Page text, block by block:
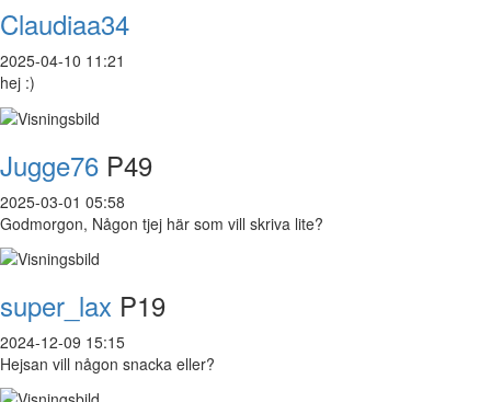
Claudiaa34
2025-04-10 11:21
hej :)
Jugge76 P49
2025-03-01 05:58
Godmorgon, Någon tjej här som vill skriva lite?
super_lax P19
2024-12-09 15:15
Hejsan vill någon snacka eller?